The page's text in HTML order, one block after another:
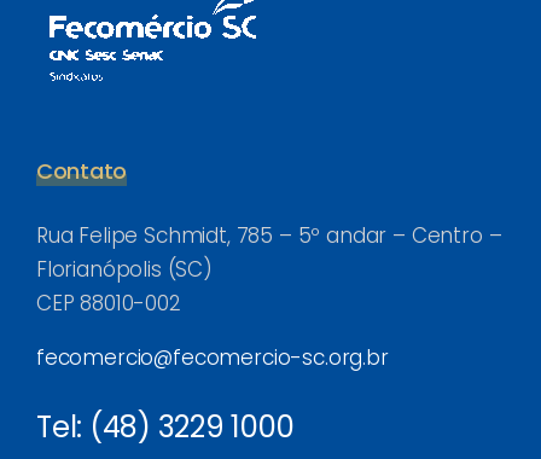
Contato
Rua Felipe Schmidt, 785 – 5º andar – Centro –
Florianópolis (SC)
CEP 88010-002
fecomercio@fecomercio-sc.org.br
Tel: (48) 3229 1000